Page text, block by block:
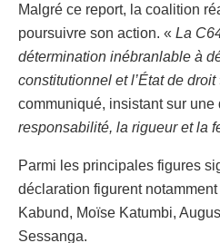
Malgré ce report, la coalition
poursuivre son action. « La
détermination inébranlable à
constitutionnel et l’État de droit
communiqué, insistant sur une
responsabilité, la rigueur et la
Parmi les principales figures
déclaration figurent
Kabund, Moïse Katumbi,
Sessanga.